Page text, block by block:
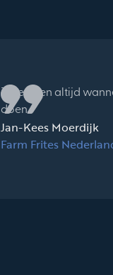
Ze leveren altijd
doen.
Jan-Kees Moerdijk
Farm Frites